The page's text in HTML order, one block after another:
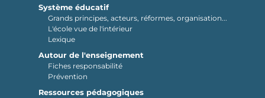
Système éducatif
Grands principes, acteurs, réformes, organisation...
L'école vue de l'intérieur
Lexique
Autour de l'enseignement
Fiches responsabilité
Prévention
Ressources pédagogiques